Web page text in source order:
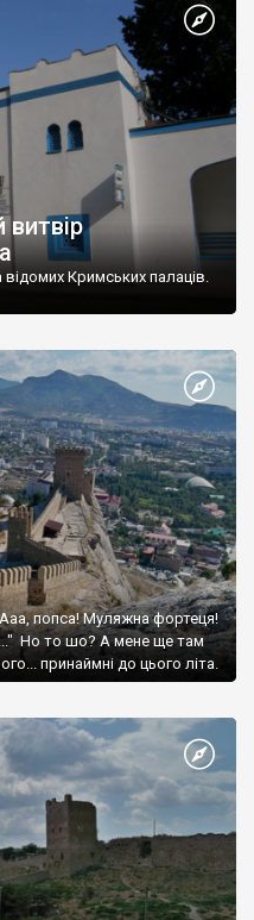
Кримських палаців.
попса! Муляжна фортеця!
Но то шо? А мене ще там
принаймні до цього літа.